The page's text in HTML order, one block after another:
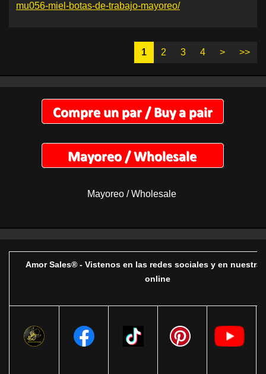
mu056-miel-botas-de-trabajo-mayoreo/
1 2 3 4 > >>
Mayoreo / Wholesale
Amor Sales® - Vistenos en las redes sociales y en nuestra
online